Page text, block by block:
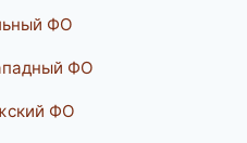
ФО
ФО
ФО